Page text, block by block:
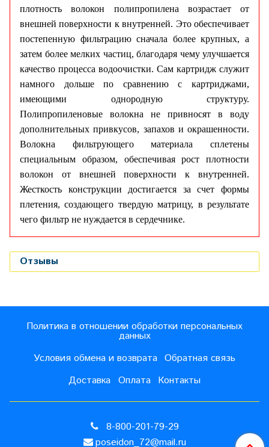
плотность волокон полипропилена возрастает от
внешней поверхности к внутренней. Это обеспечивает
постепенную фильтрацию сначала более крупных, а
затем более мелких частиц, благодаря чему улучшается
качество процесса водоочистки. Сам картридж служит
намного дольше по сравнению с картриджами,
имеющими однородную структуру.
Полипропиленовые волокна не привносят в воду
дополнительных привкусов, запахов и окрашенности.
Волокна фильтрующего материала сплетены
специальным образом, обеспечивая рост плотности
волокон от внешней поверхности к внутренней.
Жесткость конструкции достигается за счет формы
плетения, создающего твердую матрицу, в результате
чего фильтр не нуждается в сердечнике.
Отзывы
Политика в отношении обработки персональных
данных
Условия обмена и возврата Обратная связь
Доставка Оплата Контакты
8-800-201-79-29
poseidon_72@mail.ru